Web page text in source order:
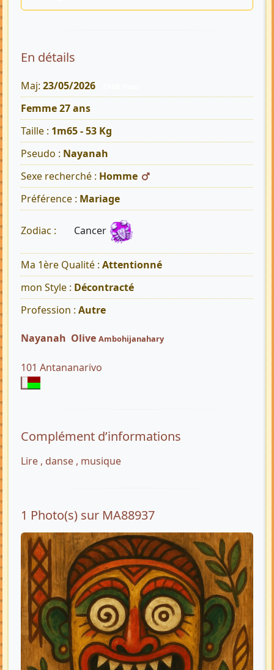
En détails
Maj: 23/05/2026
Femme 27 ans
Taille : 1m65 - 53 Kg
Pseudo : Nayanah
Sexe recherché : Homme
Préférence : Mariage
Zodiac : Cancer
Ma 1ère Qualité : Attentionné
mon Style : Décontracté
Profession : Autre
Nayanah Olive Ambohijanahary
101 Antananarivo
Complément d’informations
Lire , danse , musique
1 Photo(s) sur MA88937